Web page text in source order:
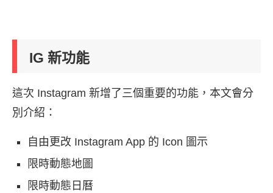
IG 新功能
這次 Instagram 新增了三個重要的功能，本文會分
別介紹：
自由更改 Instagram App 的 Icon 圖示
限時動態地圖
限時動態日曆